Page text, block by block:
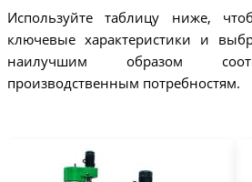
Используйте таблицу ниже,
ключевые характеристики и
наилучшим образом
производственным потребностям.